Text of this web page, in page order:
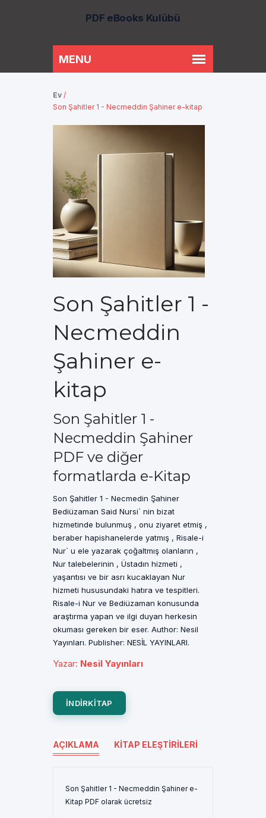
PDF eBooks Kulübü
Ev /
Son Şahitler 1 - Necmeddin Şahiner e-kitap
Son Şahitler 1 -
Necmeddin
Şahiner e-
kitap
Son Şahitler 1 -
Necmeddin Şahiner
PDF ve diğer
formatlarda e-Kitap
Son Şahitler 1 - Necmedin Şahiner
Bediüzaman Said Nursi` nin bizat
hizmetinde bulunmuş , onu ziyaret etmiş ,
beraber hapishanelerde yatmış , Risale-i
Nur` u ele yazarak çoğaltmış olanların ,
Nur talebelerinin , Üstadın hizmeti ,
yaşantısı ve bir asrı kucaklayan Nur
hizmeti hususundaki hatıra ve tespitleri.
Risale-i Nur ve Bediüzaman konusunda
araştırma yapan ve ilgi duyan herkesin
okuması gereken bir eser. Author: Nesil
Yayınları. Publisher: NESİL YAYINLARI.
Yazar: Nesil Yayınları
INDIRKITAP
AÇIKLAMA KITAP ELEŞTIRILERI
Son Şahitler 1 - Necmeddin Şahiner e-
Kitap PDF olarak ücretsiz